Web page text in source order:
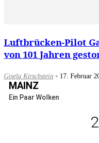
Luftbrücken-Pilot
von 101 Jahren
Gisela Kirschstein - 17. Februar
MAINZ
Ein Paar Wolken